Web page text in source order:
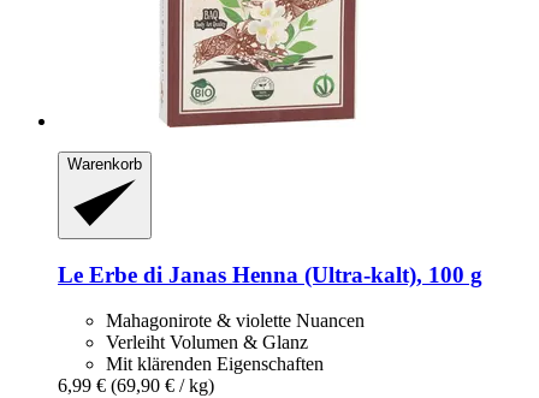
Warenkorb
Le Erbe di Janas Henna (Ultra-​kalt), 100 g
Mahagonirote & violette Nuancen
Verleiht Volumen & Glanz
Mit klärenden Eigenschaften
6,99 € (69,90 € / kg)